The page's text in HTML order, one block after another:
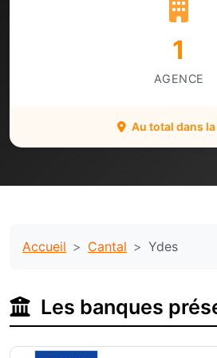
1
AGENCE
Au total dans
Accueil Cantal Ydes
Les banques